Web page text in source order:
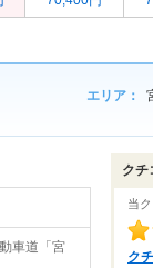
エリア：
車道「宮
クチ
当
ク